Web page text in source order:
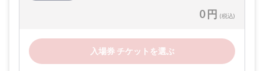
0 円 (税込)
入場券 チケットを選ぶ